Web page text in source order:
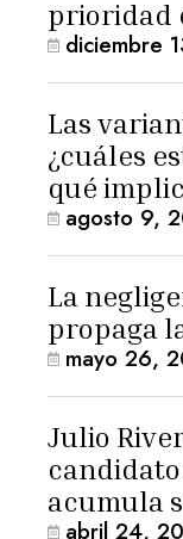
prioridad
diciembre
Las
¿cuáles
qué
agosto 9,
La
propaga
mayo 26,
Julio
acumula
abril 24,